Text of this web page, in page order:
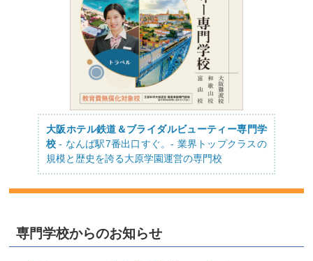
大阪ホテル鉄道＆ブライダルビューティー専門学
校 - なんば駅7番出口すぐ。- 業界トップクラスの
規模と歴史を誇る大原学園運営の専門校
専門学校からのお知らせ